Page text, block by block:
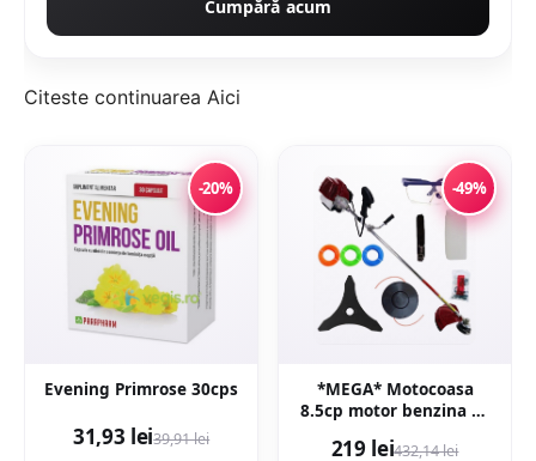
Cumpără acum
Citeste continuarea Aici
-20%
Evening Primrose 30cps
31,93 lei39,91 lei
-49%
*MEGA* Motocoasa
8.5cp motor benzina 2T
7 stele, 10 accesorii
219 lei432,14 lei